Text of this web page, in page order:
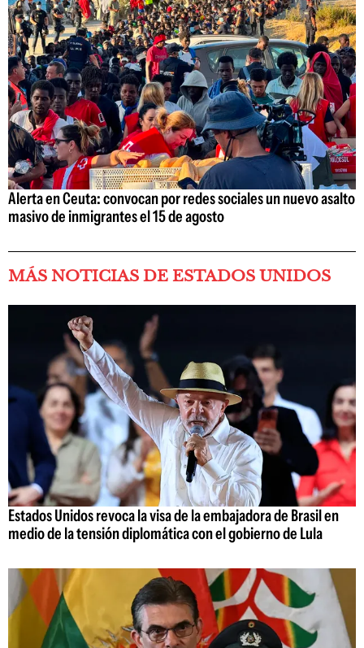
Alerta en Ceuta: convocan por redes sociales un nuevo asalto
masivo de inmigrantes el 15 de agosto
MÁS NOTICIAS DE ESTADOS UNIDOS
Estados Unidos revoca la visa de la embajadora de Brasil en
medio de la tensión diplomática con el gobierno de Lula